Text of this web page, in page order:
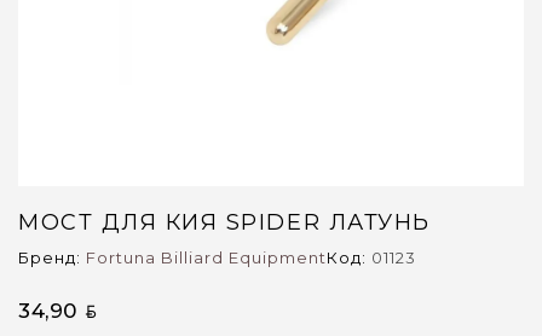
МОСТ ДЛЯ КИЯ SPIDER ЛАТУНЬ
Бренд: Fortuna Billiard EquipmentКод: 01123
34,90 BYN